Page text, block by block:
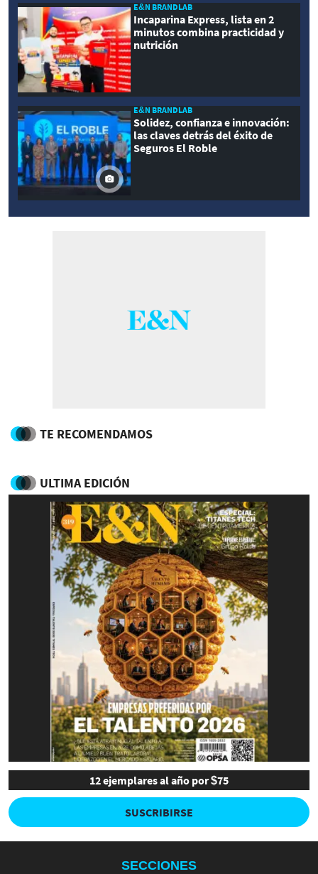
E&N BRANDLAB
Incaparina Express, lista en 2
minutos combina practicidad y
nutrición
E&N BRANDLAB
Solidez, confianza e innovación:
las claves detrás del éxito de
Seguros El Roble
TE RECOMENDAMOS
ULTIMA EDICIÓN
12 ejemplares al año por $75
SUSCRIBIRSE
SECCIONES